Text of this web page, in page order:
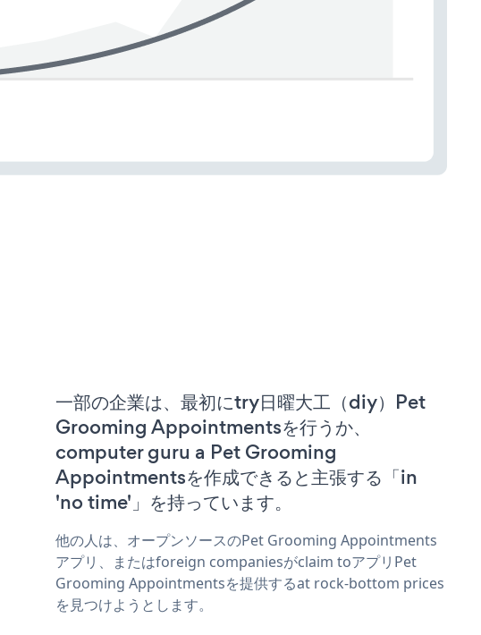
一部の企業は、最初にtry日曜大工（diy）Pet
Grooming Appointmentsを行うか、
computer guru a Pet Grooming
Appointmentsを作成できると主張する「in
'no time'」を持っています。
他の人は、オープンソースのPet Grooming Appointments
アプリ、またはforeign companiesがclaim toアプリPet
Grooming Appointmentsを提供するat rock-bottom prices
を見つけようとします。